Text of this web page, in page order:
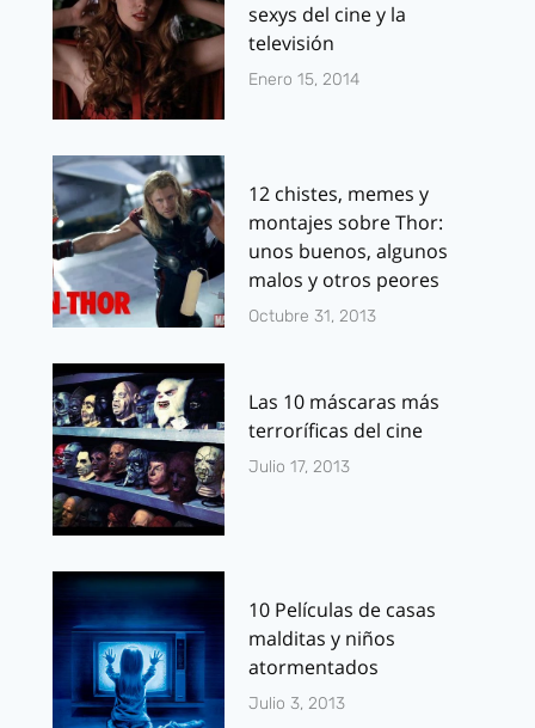
sexys del cine y la
televisión
Enero 15, 2014
12 chistes, memes y
montajes sobre Thor:
unos buenos, algunos
malos y otros peores
Octubre 31, 2013
Las 10 máscaras más
terroríficas del cine
Julio 17, 2013
10 Películas de casas
malditas y niños
atormentados
Julio 3, 2013